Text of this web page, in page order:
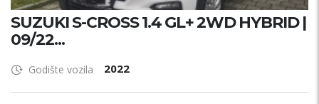
SUZUKI S-CROSS 1.4 GL+ 2WD HYBRID |
09/22...
Godište vozila 2022